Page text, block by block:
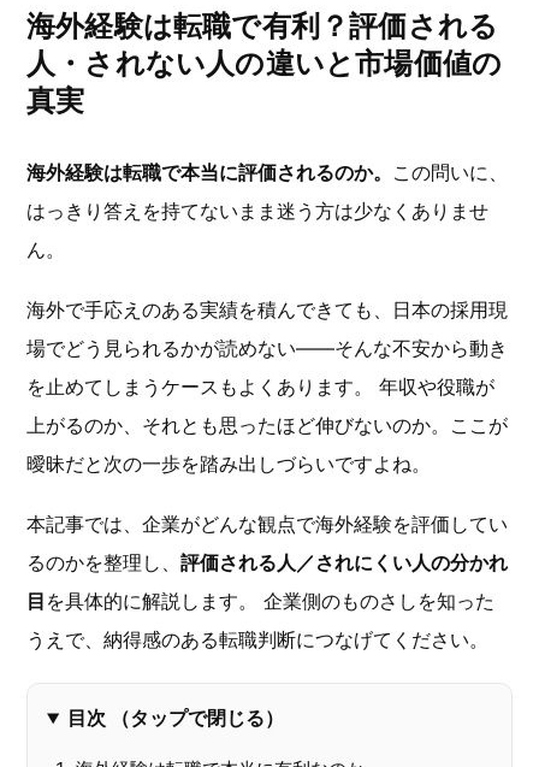
海外経験は転職で有利？評価される
人・されない人の違いと市場価値の
真実
海外経験は転職で本当に評価されるのか。 この問いに、
はっきり答えを持てないまま迷う方は少なくありませ
ん。
海外で手応えのある実績を積んできても、日本の採用現
場でどう見られるかが読めない――そんな不安から動き
を止めてしまうケースもよくあります。 年収や役職が
上がるのか、それとも思ったほど伸びないのか。ここが
曖昧だと次の一歩を踏み出しづらいですよね。
本記事では、企業がどんな観点で海外経験を評価してい
るのかを整理し、 評価される人／されにくい人の分かれ
目 を具体的に解説します。 企業側のものさしを知った
うえで、納得感のある転職判断につなげてください。
目次